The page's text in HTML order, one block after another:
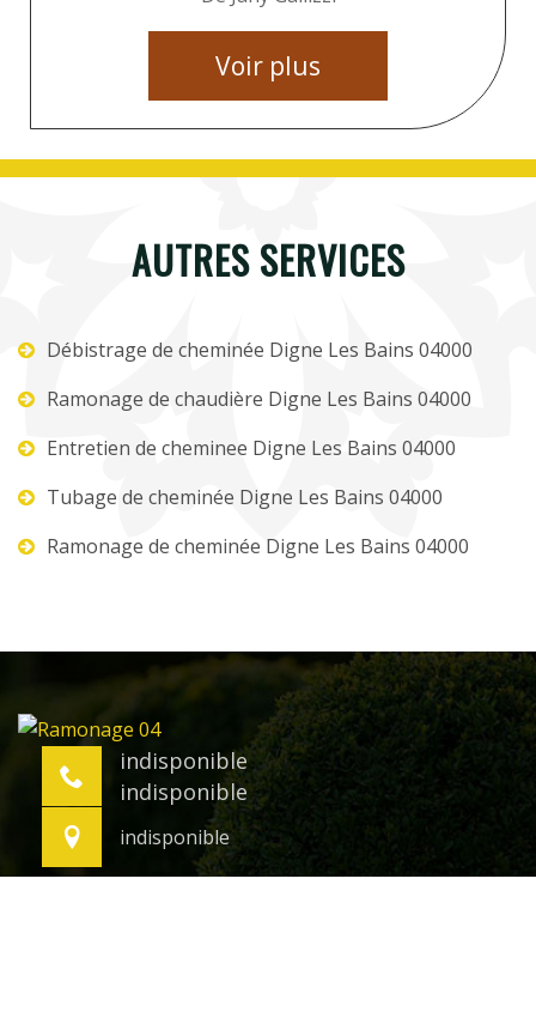
Voir plus
AUTRES SERVICES
Débistrage de cheminée Digne Les Bains 04000
Ramonage de chaudière Digne Les Bains 04000
Entretien de cheminee Digne Les Bains 04000
Tubage de cheminée Digne Les Bains 04000
Ramonage de cheminée Digne Les Bains 04000
indisponible
indisponible
indisponible